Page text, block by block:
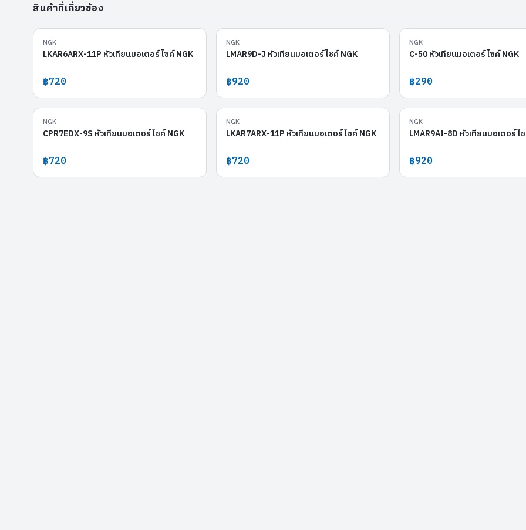
สินค้าที่เกี่ยวข้อง
NGK
LKAR6ARX-11P หัวเทียนมอเตอร์ไซค์ NGK
฿720
NGK
LMAR9D-J หัวเทียนมอเตอร์ไซค์ NGK
฿920
NGK
C-50 หัวเทียนมอเตอร์ไซค์ NGK
฿290
NGK
CPR7EDX-9S หัวเทียนมอเตอร์ไซค์ NGK
฿720
NGK
LKAR7ARX-11P หัวเทียนมอเตอร์ไซค์ NGK
฿720
NGK
LMAR9AI-8D หัวเทียนมอเตอร์ไ
฿920